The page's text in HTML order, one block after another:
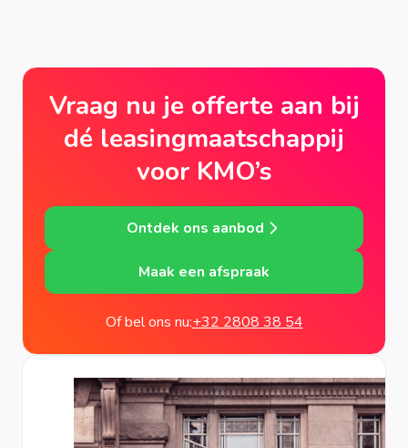
Vraag nu je offerte aan bij
dé leasingmaatschappij
voor KMO’s
Ontdek ons aanbod
Maak een afspraak
Of bel ons nu:+32 2808 38 54